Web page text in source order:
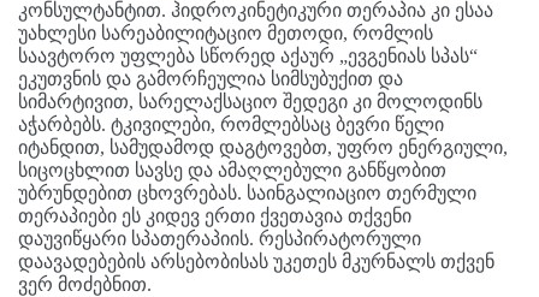
კონსულტანტით. ჰიდროკინეტიკური თერაპია კი ესაა
უახლესი სარეაბილიტაციო მეთოდი, რომლის
საავტორო უფლება სწორედ აქაურ „ევგენიას სპას“
ეკუთვნის და გამორჩეულია სიმსუბუქით და
სიმარტივით, სარელაქსაციო შედეგი კი მოლოდინს
აჭარბებს. ტკივილები, რომლებსაც ბევრი წელი
იტანდით, სამუდამოდ დაგტოვებთ, უფრო ენერგიული,
სიცოცხლით სავსე და ამაღლებული განწყობით
უბრუნდებით ცხოვრებას. საინგალიაციო თერმული
თერაპიები ეს კიდევ ერთი ქვეთავია თქვენი
დაუვიწყარი სპათერაპიის. რესპირატორული
დაავადებების არსებობისას უკეთეს მკურნალს თქვენ
ვერ მოძებნით.